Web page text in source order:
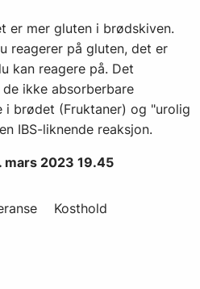
er mer gluten i brødskiven.
reagerer på gluten, det er
kan reagere på. Det
ikke absorberbare
i brødet (Fruktaner) og "urolig
IBS-liknende reaksjon.
mars 2023 19.45
Kosthold